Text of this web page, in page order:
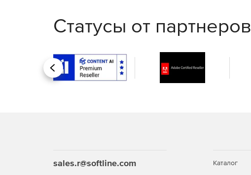
Статусы от партнеров
Назад
sales.r@softline.com Каталог